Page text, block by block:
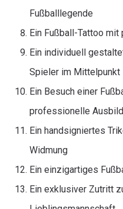
Fußballlegende
Ein Fußball-Tattoo
Ein individuell
Spieler im Mittelpunkt
Ein Besuch einer
professionelle
Ein handsigniertes
Widmung
Ein einzigartiges
Ein exklusiver Zutritt